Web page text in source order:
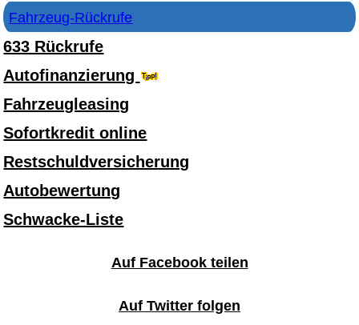
Fahrzeug-Rückrufe
633 Rückrufe
Autofinanzierung
Fahrzeugleasing
Sofortkredit online
Restschuldversicherung
Autobewertung
Schwacke-Liste
Auf Facebook teilen
Auf Twitter folgen